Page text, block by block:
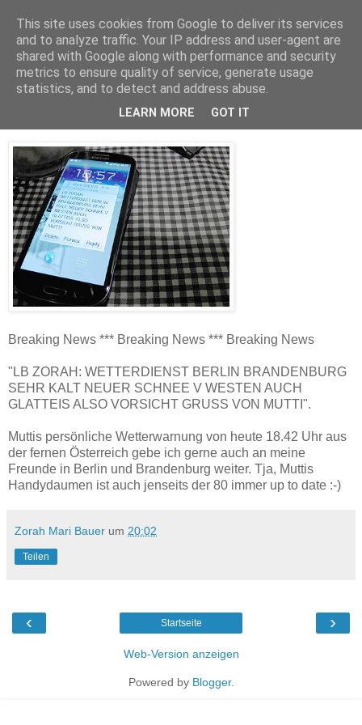
Sonntag, 26. Januar 2014
Muttis SMS-Wetterdienst
Breaking News *** Breaking News *** Breaking News
"LB ZORAH: WETTERDIENST BERLIN BRANDENBURG
SEHR KALT NEUER SCHNEE V WESTEN AUCH
GLATTEIS ALSO VORSICHT GRUSS VON MUTTI".
Muttis persönliche Wetterwarnung von heute 18.42 Uhr aus
der fernen Österreich gebe ich gerne auch an meine
Freunde in Berlin und Brandenburg weiter. Tja, Muttis
Handydaumen ist auch jenseits der 80 immer up to date :-)
Zorah Mari Bauer um 20:02
Teilen
‹ ›
Startseite
Web-Version anzeigen
Powered by Blogger.
This site uses cookies from Google to deliver its services
and to analyze traffic. Your IP address and user-agent are
shared with Google along with performance and security
metrics to ensure quality of service, generate usage
statistics, and to detect and address abuse.
LEARN MORE GOT IT